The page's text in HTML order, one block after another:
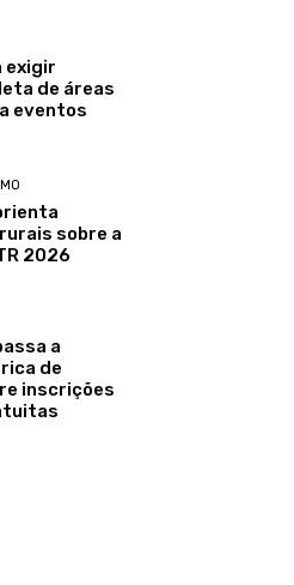
exigir
de áreas
eventos
sobre a
2026
a
de
inscrições